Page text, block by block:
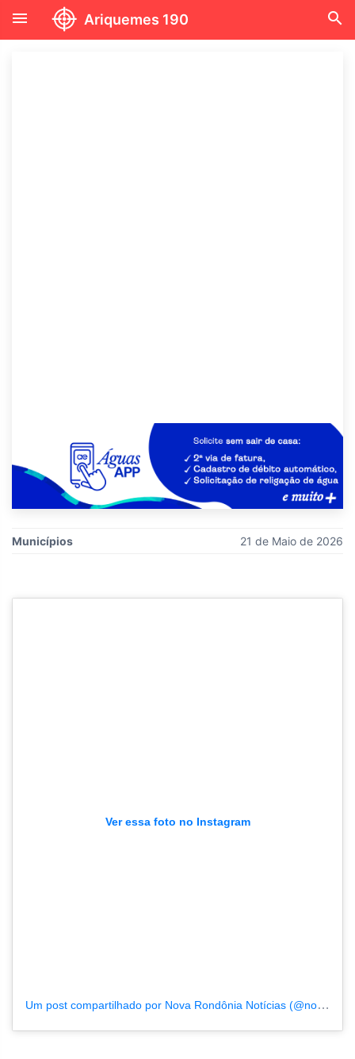
menu Ariquemes 190 search
Municípios 21 de Maio de 2026
Ver essa foto no Instagram
Um post compartilhado por Nova Rondônia Notícias (@novarondonia)